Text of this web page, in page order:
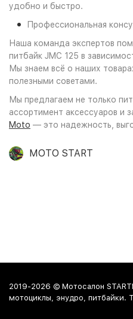
удобно и быстро.
Профессиональная
Наша команда экспертов
питбайк JMC 125 в
Мы знаем всё о наших
полезными советами.
Мы предлагаем не только
ассортимент аксессуаров и
Moto — это надежность,
MOTO START
2019-2026 © Мотосалон
мотоциклы, энудро, питбайки.